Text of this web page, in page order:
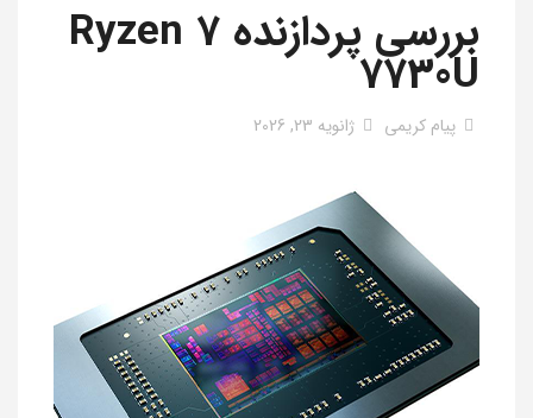
بررسی پردازنده Ryzen 7
7730U
پیام کریمی ژانویه 23, 2026